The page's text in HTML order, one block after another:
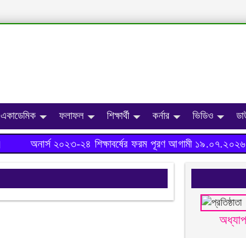
একাডেমিক ফলাফল শিক্ষার্থী কর্নার ভিডিও
অনার্স ২০২৩-২৪ শিক্ষাবর্ষের ফরম পূরণ আগামী ১৯.০৭.২০২৬